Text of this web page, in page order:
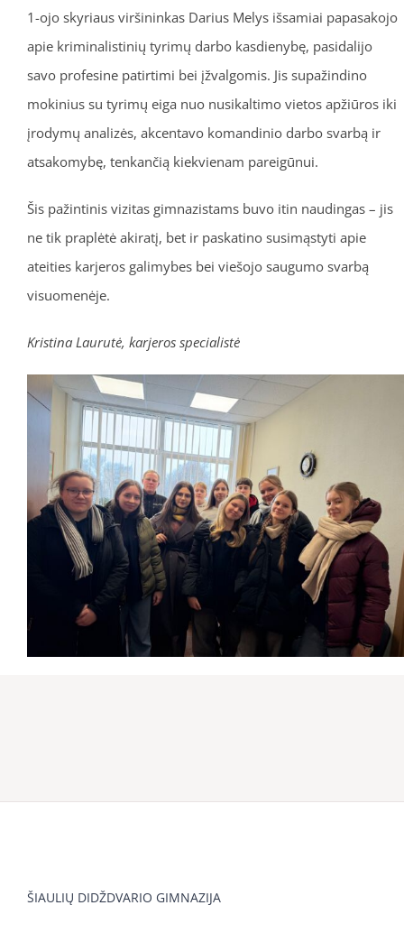
1-ojo skyriaus viršininkas Darius Melys išsamiai papasakojo
apie kriminalistinių tyrimų darbo kasdienybę, pasidalijo
savo profesine patirtimi bei įžvalgomis. Jis supažindino
mokinius su tyrimų eiga nuo nusikaltimo vietos apžiūros iki
įrodymų analizės, akcentavo komandinio darbo svarbą ir
atsakomybę, tenkančią kiekvienam pareigūnui.
Šis pažintinis vizitas gimnazistams buvo itin naudingas – jis
ne tik praplėtė akiratį, bet ir paskatino susimąstyti apie
ateities karjeros galimybes bei viešojo saugumo svarbą
visuomenėje.
Kristina Laurutė, karjeros specialistė
ŠIAULIŲ DIDŽDVARIO GIMNAZIJA